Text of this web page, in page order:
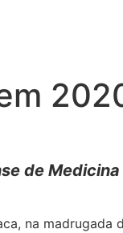
de Medicina
na madrugada